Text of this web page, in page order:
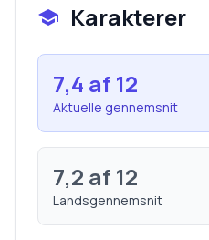
Karakterer
7,4 af 12
Aktuelle gennemsnit
7,2 af 12
Landsgennemsnit